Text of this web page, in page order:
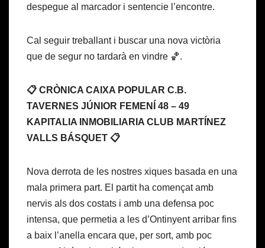
despegue al marcador i sentencie l’encontre.
Cal seguir treballant i buscar una nova victòria
que de segur no tardarà en vindre 🏀.
📋 CRÒNICA CAIXA POPULAR C.B.
TAVERNES JÚNIOR FEMENÍ 48 – 49
KAPITALIA INMOBILIARIA CLUB MARTÍNEZ
VALLS BÁSQUET 📋
Nova derrota de les nostres xiques basada en una
mala primera part. El partit ha començat amb
nervis als dos costats i amb una defensa poc
intensa, que permetia a les d’Ontinyent arribar fins
a baix l’anella encara que, per sort, amb poc